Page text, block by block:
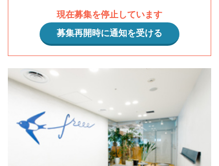
現在募集を停止しています
募集再開時に通知を受ける